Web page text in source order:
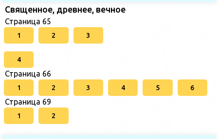
Священное, древнее, вечное
Страница 65
1 2 3
4
Страница 66
1 2 3 4 5 6
Страница 69
1 2